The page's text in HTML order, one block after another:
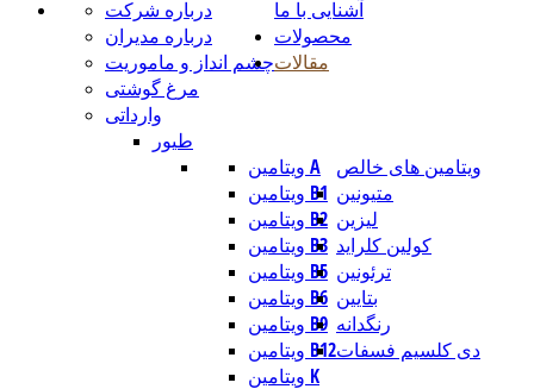
آشنایی با ما
درباره شرکت
درباره مدیران
چشم انداز و ماموریت
محصولات
مرغ گوشتی
وارداتی
طیور
ویتامین های خالص
ویتامین A
ویتامین B1
ویتامین B2
ویتامین B3
ویتامین B5
ویتامین B6
ویتامین B9
ویتامین B12
ویتامین K
متیونین
لیزین
کولین کلراید
ترئونین
بتایین
رنگدانه
دی کلسیم فسفات
مقالات